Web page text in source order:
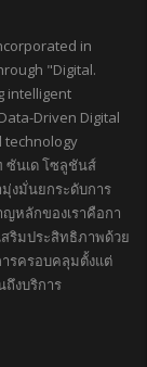
in
"Digital.
intelligent
Driven Digital
technology
ซันเด โซลูชันส์
มุ่งมั่นยกระดับการ
หลักของเราคือกา
สริมประสิทธิภาพด้วย
รครอบคลุมตั้งแต่
ถึงบริการ